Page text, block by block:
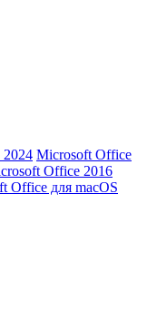
Microsoft Office
Office 2016
Office для macOS